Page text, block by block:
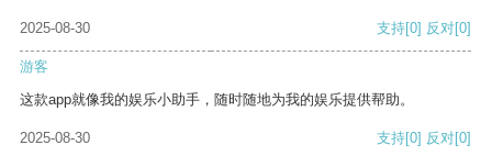
2025-08-30 支持[0] 反对[0]
游客
这款app就像我的娱乐小助手，随时随地为我的娱乐提供帮助。
2025-08-30 支持[0] 反对[0]